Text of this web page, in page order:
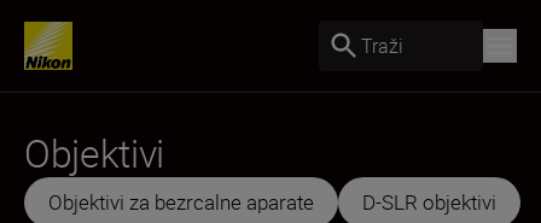
Traži
Objektivi
Objektivi za bezrcalne aparate D-SLR objektivi